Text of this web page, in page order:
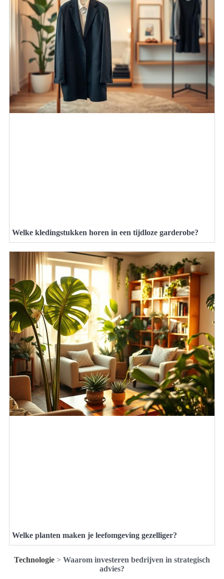
Welke kledingstukken horen in een tijdloze garderobe?
Welke planten maken je leefomgeving gezelliger?
Technologie > Waarom investeren bedrijven in strategisch
advies?